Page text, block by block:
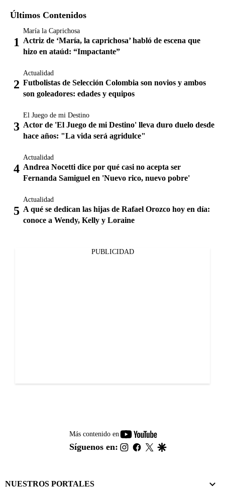
Últimos Contenidos
María la Caprichosa
Actriz de ‘María, la caprichosa’ habló de escena que
hizo en ataúd: “Impactante”
Actualidad
Futbolistas de Selección Colombia son novios y ambos
son goleadores: edades y equipos
El Juego de mi Destino
Actor de 'El Juego de mi Destino' lleva duro duelo desde
hace años: "La vida será agridulce"
Actualidad
Andrea Nocetti dice por qué casi no acepta ser
Fernanda Samiguel en 'Nuevo rico, nuevo pobre'
Actualidad
A qué se dedican las hijas de Rafael Orozco hoy en día:
conoce a Wendy, Kelly y Loraine
PUBLICIDAD
Más contenido en
youtube-
footer
Síguenos en: instagram
facebook
twitter
NUESTROS PORTALES